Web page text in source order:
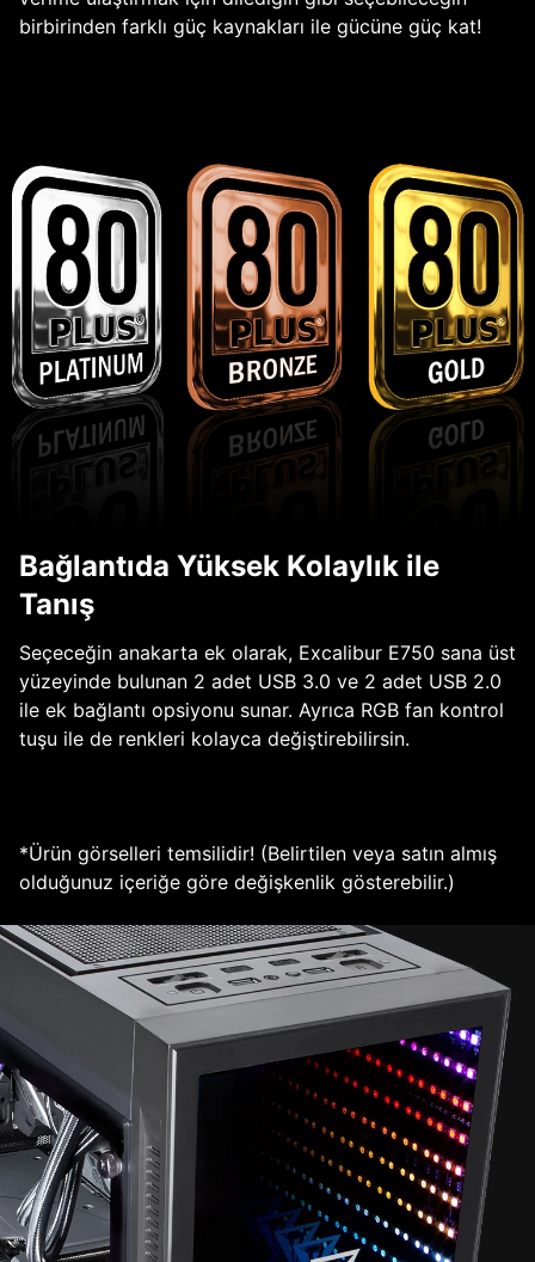
birbirinden farklı güç kaynakları ile gücüne güç kat!
Bağlantıda Yüksek Kolaylık ile
Tanış
Seçeceğin anakarta ek olarak, Excalibur E750 sana üst
yüzeyinde bulunan 2 adet USB 3.0 ve 2 adet USB 2.0
ile ek bağlantı opsiyonu sunar. Ayrıca RGB fan kontrol
tuşu ile de renkleri kolayca değiştirebilirsin.
*Ürün görselleri temsilidir! (Belirtilen veya satın almış
olduğunuz içeriğe göre değişkenlik gösterebilir.)